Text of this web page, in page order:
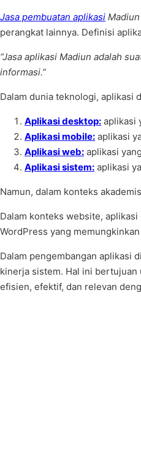
Jasa pembuatan aplikasi Madiun
perangkat lainnya. Definisi
“Jasa aplikasi Madiun adalah
informasi.”
Dalam dunia teknologi, aplikasi
Aplikasi desktop: aplikasi
Aplikasi mobile: aplikasi
Aplikasi web: aplikasi
Aplikasi sistem: aplikasi
Namun, dalam konteks
Dalam konteks website,
WordPress yang
Dalam pengembangan aplikasi
kinerja sistem. Hal ini bertujuan
efisien, efektif, dan relevan